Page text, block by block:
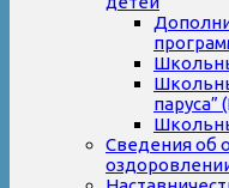
Сведения об